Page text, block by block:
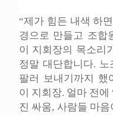
“제가 힘든 내색 하
경으로 만들고 조합
이 지회장의 목소리
정말 대단합니다.
팔러 보내기까지 했
이 지회장. 얼마 전
진 싸움, 사람들 마